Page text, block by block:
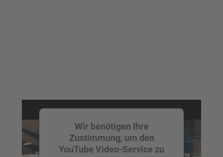
Wir benötigen Ihre
Zustimmung, um den
YouTube Video-Service zu